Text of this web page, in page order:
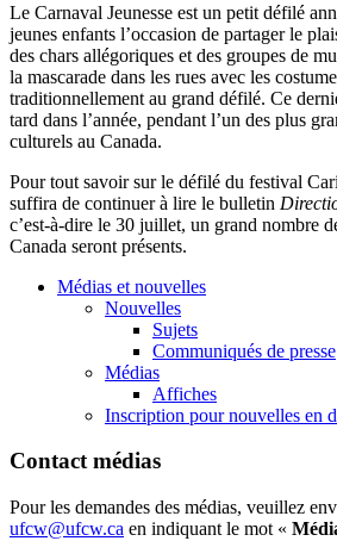
Le Carnaval Jeunesse est un petit défilé
jeunes enfants l’occasion de partager le
des chars allégoriques et des groupes de
la mascarade dans les rues avec les
traditionnellement au grand défilé. Ce
tard dans l’année, pendant l’un des plus
culturels au Canada.
Pour tout savoir sur le défilé du festival
suffira de continuer à lire le bulletin
c’est-à-dire le 30 juillet, un grand nombre
Canada seront présents.
Médias et nouvelles
Nouvelles
Sujets
Communiqués de presse
Médias
Affiches
Inscription pour nouvelles en
Contact médias
Pour les demandes des médias, veuillez
ufcw@ufcw.ca en indiquant le mot «